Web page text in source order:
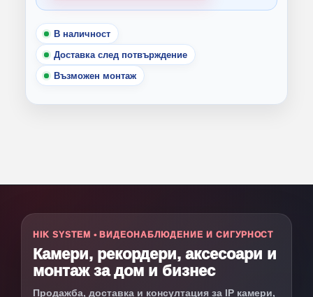
В наличност
Доставка след потвърждение
Възможен монтаж
HIK SYSTEM • ВИДЕОНАБЛЮДЕНИЕ И СИГУРНОСТ
Камери, рекордери, аксесоари и
монтаж за дом и бизнес
Продажба, доставка и консултация за IP камери,